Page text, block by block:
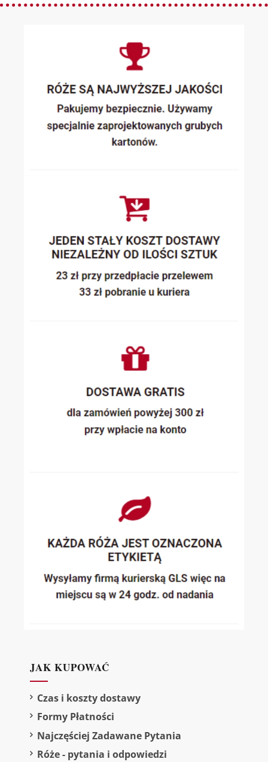
JAK KUPOWAĆ
Czas i koszty dostawy
Formy Płatności
Najczęściej Zadawane Pytania
Róże - pytania i odpowiedzi